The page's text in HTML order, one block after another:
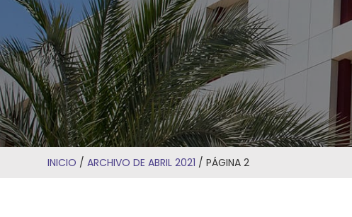
INICIO /ARCHIVO DE ABRIL 2021 /PÁGINA 2